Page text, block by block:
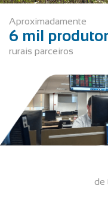
Aproximadamente
6 mil
rurais parceiros
de